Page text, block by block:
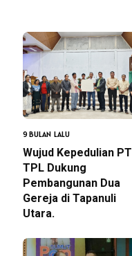
9 BULAN LALU
Wujud Kepedulian PT
TPL Dukung
Pembangunan Dua
Gereja di Tapanuli
Utara.